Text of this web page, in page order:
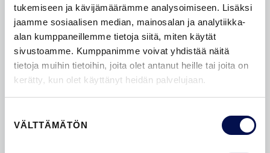
tukemiseen ja kävijämäärämme analysoimiseen. Lisäksi
jaamme sosiaalisen median, mainosalan ja analytiikka-
alan kumppaneillemme tietoja siitä, miten käytät
sivustoamme. Kumppanimme voivat yhdistää näitä
tietoja muihin tietoihin, joita olet antanut heille tai joita on
kerätty, kun olet käyttänyt heidän palvelujaan.
valinta
VÄLTTÄMÄTÖN
INSPIRAATIO
Inspiroiduupeista ovimalleista. Tutustu laajaan
valikoimaamme ja löydä kotiisi täydellinen ovi. Lisää